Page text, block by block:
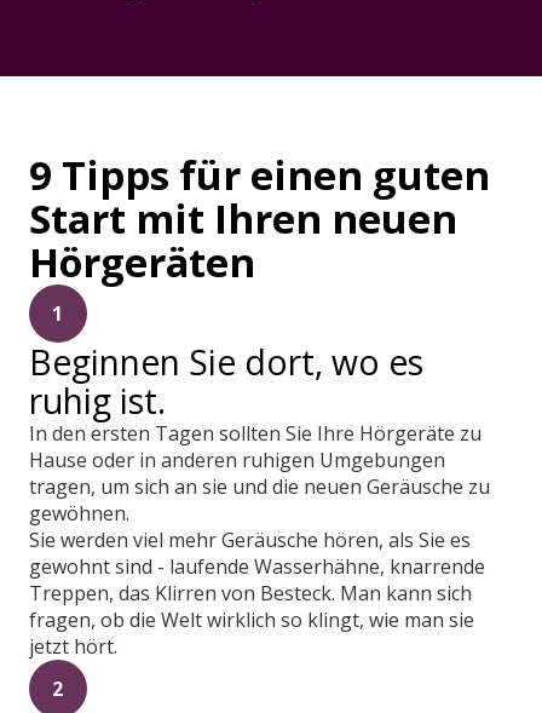
9 Tipps für einen guten
Start mit Ihren neuen
Hörgeräten
1
Beginnen Sie dort, wo es
ruhig ist.
In den ersten Tagen sollten Sie Ihre Hörgeräte zu
Hause oder in anderen ruhigen Umgebungen
tragen, um sich an sie und die neuen Geräusche zu
gewöhnen.
Sie werden viel mehr Geräusche hören, als Sie es
gewohnt sind - laufende Wasserhähne, knarrende
Treppen, das Klirren von Besteck. Man kann sich
fragen, ob die Welt wirklich so klingt, wie man sie
jetzt hört.
2